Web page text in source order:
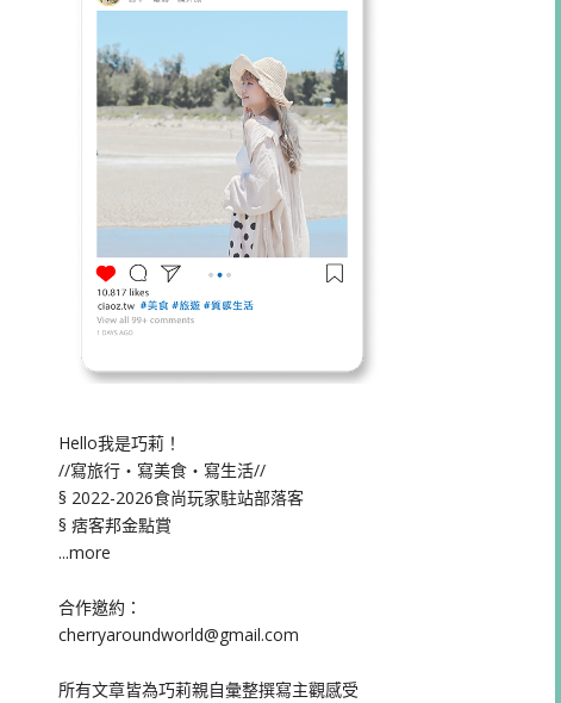
Hello我是巧莉！
//寫旅行・寫美食・寫生活//
§ 2022-2026食尚玩家駐站部落客
§ 痞客邦金點賞
...more
合作邀約：
cherryaroundworld@gmail.com
所有文章皆為巧莉親自彙整撰寫主觀感受